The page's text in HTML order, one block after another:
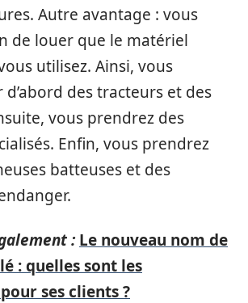
Autre avantage : vous
de louer que le matériel
utilisez. Ainsi, vous
des tracteurs et des
vous prendrez des
Enfin, vous prendrez
batteuses et des
: Le nouveau nom de
: quelles sont les
ses clients ?